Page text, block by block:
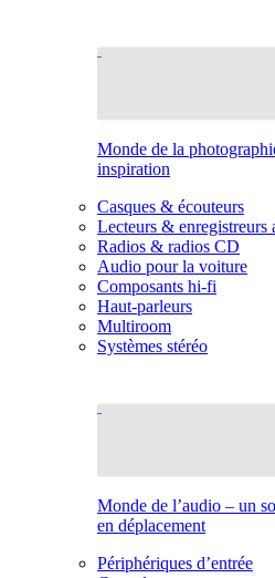
Monde de la
inspiration
Casques & écouteurs
Lecteurs & enregistreurs
Radios & radios CD
Audio pour la voiture
Composants hi-fi
Haut-parleurs
Multiroom
Systèmes stéréo
Monde de l’audio – un
en déplacement
Périphériques d’entrée